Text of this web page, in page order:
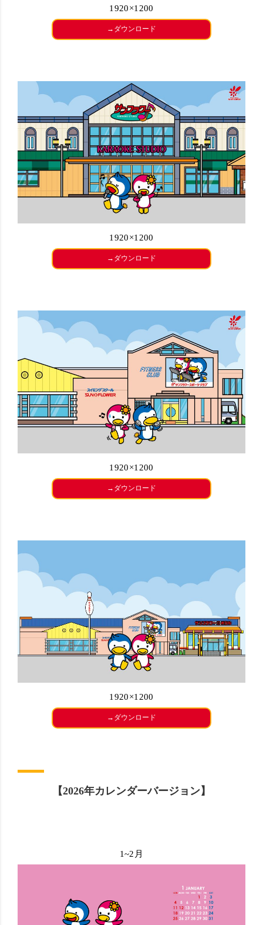
1920×1200
→ダウンロード
1920×1200
→ダウンロード
1920×1200
→ダウンロード
1920×1200
→ダウンロード
【2026年カレンダーバージョン】
1~2月